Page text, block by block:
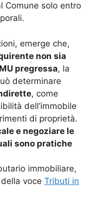
Comune solo entro
emerge che,
non sia
pregressa, la
determinare
, come
dell’immobile
di proprietà.
e negoziare le
sono pratiche
immobiliare,
voce Tributi in